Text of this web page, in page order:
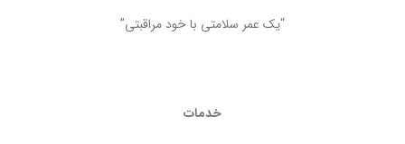
“یک عمر سلامتی با خود مراقبتی”
خدمات